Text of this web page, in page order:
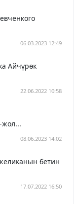
06.03.2023 12:49
Айчүрөк
22.06.2022 10:58
жол...
08.06.2023 14:02
бетин
17.07.2022 16:50